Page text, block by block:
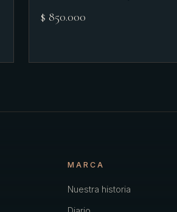
$ 850.000
MARCA
Nuestra historia